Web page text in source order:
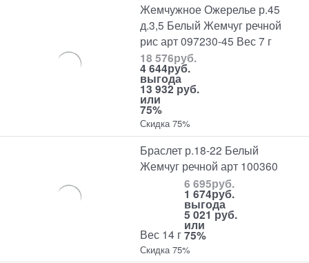
Жемчужное Ожерелье р.45
д.3,5 Белый Жемчуг речной
рис арт 097230-45 Вес 7 г
18 576руб.
4 644руб.
выгода
13 932 руб.
или
75%
Скидка 75%
Браслет р.18-22 Белый
Жемчуг речной арт 100360
Вес 14 г
6 695руб.
1 674руб.
выгода
5 021 руб.
или
75%
Скидка 75%